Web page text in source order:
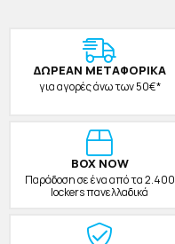
ΔΩΡΕAΝ ΜΕΤΑΦΟΡΙΚΑ
για αγορές άνω των 50€*
BOX NOW
Παράδοση σε ένα από τα 2.400
lockers πανελλαδικά